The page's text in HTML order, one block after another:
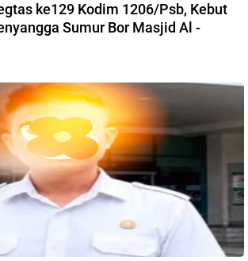
ke129 Kodim 1206/Psb, Kebut
Sumur Bor Masjid Al -